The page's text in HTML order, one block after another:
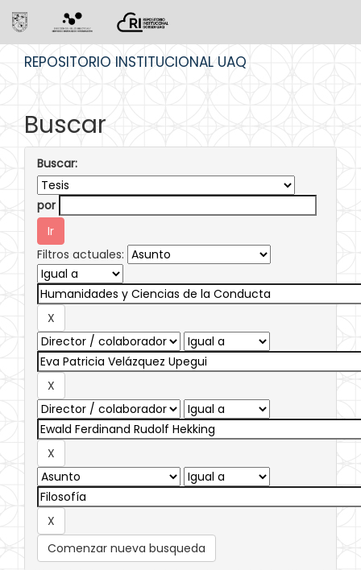
REPOSITORIO INSTITUCIONAL UAQ
Buscar
Buscar:
por
Filtros actuales:
Comenzar nueva busqueda